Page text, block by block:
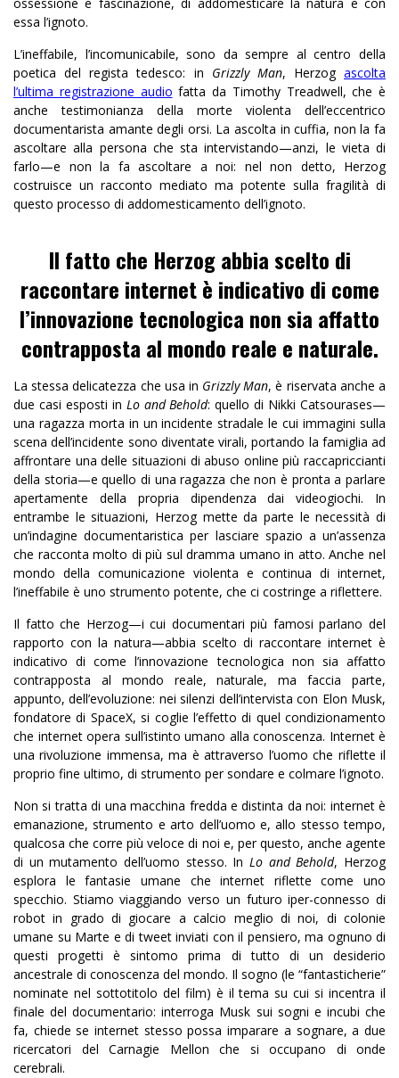
essa l’ignoto.
L’ineffabile, l’incomunicabile, sono da sempre al centro della
poetica del regista tedesco: in Grizzly Man, Herzog ascolta
l’ultima registrazione audio fatta da Timothy Treadwell, che è
anche testimonianza della morte violenta dell’eccentrico
documentarista amante degli orsi. La ascolta in cuffia, non la fa
ascoltare alla persona che sta intervistando—anzi, le vieta di
farlo—e non la fa ascoltare a noi: nel non detto, Herzog
costruisce un racconto mediato ma potente sulla fragilità di
questo processo di addomesticamento dell’ignoto.
Il fatto che Herzog abbia scelto di
raccontare internet è indicativo di come
l’innovazione tecnologica non sia affatto
contrapposta al mondo reale e naturale.
La stessa delicatezza che usa in Grizzly Man, è riservata anche a
due casi esposti in Lo and Behold: quello di Nikki Catsourases—
una ragazza morta in un incidente stradale le cui immagini sulla
scena dell’incidente sono diventate virali, portando la famiglia ad
affrontare una delle situazioni di abuso online più raccapriccianti
della storia—e quello di una ragazza che non è pronta a parlare
apertamente della propria dipendenza dai videogiochi. In
entrambe le situazioni, Herzog mette da parte le necessità di
un’indagine documentaristica per lasciare spazio a un’assenza
che racconta molto di più sul dramma umano in atto. Anche nel
mondo della comunicazione violenta e continua di internet,
l’ineffabile è uno strumento potente, che ci costringe a riflettere.
Il fatto che Herzog—i cui documentari più famosi parlano del
rapporto con la natura—abbia scelto di raccontare internet è
indicativo di come l’innovazione tecnologica non sia affatto
contrapposta al mondo reale, naturale, ma faccia parte,
appunto, dell’evoluzione: nei silenzi dell’intervista con Elon Musk,
fondatore di SpaceX, si coglie l’effetto di quel condizionamento
che internet opera sull’istinto umano alla conoscenza. Internet è
una rivoluzione immensa, ma è attraverso l’uomo che riflette il
proprio fine ultimo, di strumento per sondare e colmare l’ignoto.
Non si tratta di una macchina fredda e distinta da noi: internet è
emanazione, strumento e arto dell’uomo e, allo stesso tempo,
qualcosa che corre più veloce di noi e, per questo, anche agente
di un mutamento dell’uomo stesso. In Lo and Behold, Herzog
esplora le fantasie umane che internet riflette come uno
specchio. Stiamo viaggiando verso un futuro iper-connesso di
robot in grado di giocare a calcio meglio di noi, di colonie
umane su Marte e di tweet inviati con il pensiero, ma ognuno di
questi progetti è sintomo prima di tutto di un desiderio
ancestrale di conoscenza del mondo. Il sogno (le “fantasticherie”
nominate nel sottotitolo del film) è il tema su cui si incentra il
finale del documentario: interroga Musk sui sogni e incubi che
fa, chiede se internet stesso possa imparare a sognare, a due
ricercatori del Carnagie Mellon che si occupano di onde
cerebrali.